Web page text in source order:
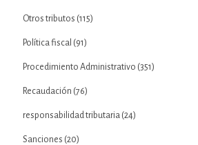
Otros tributos (115)
Política fiscal (91)
Procedimiento Administrativo (351)
Recaudación (76)
responsabilidad tributaria (24)
Sanciones (20)